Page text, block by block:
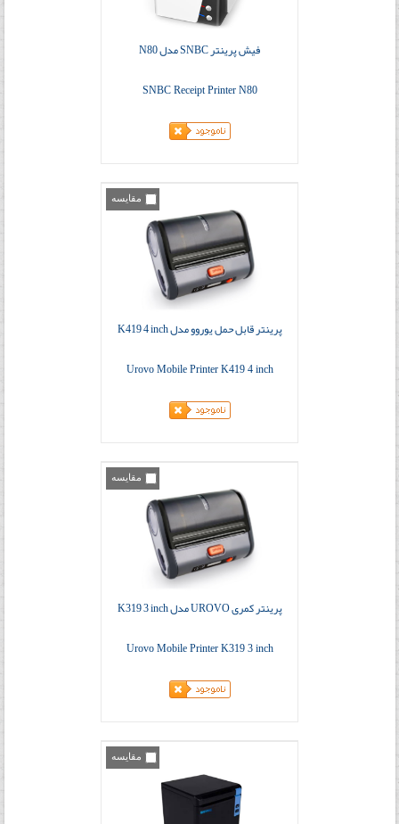
فیش پرینتر SNBC مدل N80
SNBC Receipt Printer N80
مقایسه
پرینتر قابل حمل یوروو مدل K419 4 inch
Urovo Mobile Printer K419 4 inch
مقایسه
پرینتر کمری UROVO مدل K319 3 inch
Urovo Mobile Printer K319 3 inch
مقایسه